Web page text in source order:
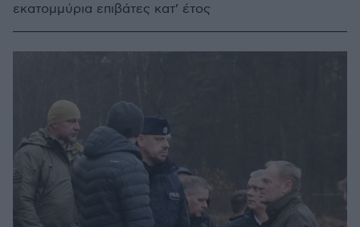
εκατομμύρια επιβάτες κατ’ έτος